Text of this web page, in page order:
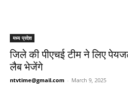
मध्य प्रदेश
जिले की पीएचई टीम ने लिए
लैब भेजेंगे
ntvtime@gmail.com - March 9, 2025